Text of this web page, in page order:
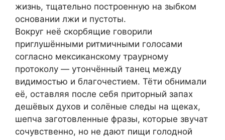
жизнь, тщательно построенную на зыбком
основании лжи и пустоты.
Вокруг неё скорбящие говорили
приглушёнными ритмичными голосами
согласно мексиканскому траурному
протоколу — утончённый танец между
видимостью и благочестием. Тёти обнимали
её, оставляя после себя приторный запах
дешёвых духов и солёные следы на щеках,
шепча заготовленные фразы, которые звучат
сочувственно, но не дают пищи голодной